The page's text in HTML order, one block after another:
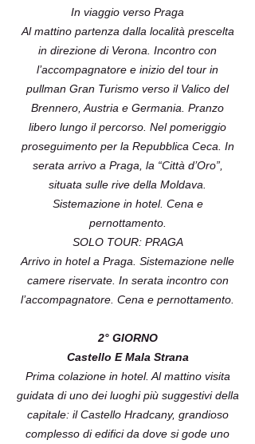
In viaggio verso Praga
Al mattino partenza dalla località prescelta
in direzione di Verona. Incontro con
l’accompagnatore e inizio del tour in
pullman Gran Turismo verso il Valico del
Brennero, Austria e Germania. Pranzo
libero lungo il percorso. Nel pomeriggio
proseguimento per la Repubblica Ceca. In
serata arrivo a Praga, la “Città d’Oro”,
situata sulle rive della Moldava.
Sistemazione in hotel. Cena e
pernottamento.
SOLO TOUR: PRAGA
Arrivo in hotel a Praga. Sistemazione nelle
camere riservate. In serata incontro con
l’accompagnatore. Cena e pernottamento.
2° GIORNO
Castello E Mala Strana
Prima colazione in hotel. Al mattino visita
guidata di uno dei luoghi più suggestivi della
capitale: il Castello Hradcany, grandioso
complesso di edifici da dove si gode uno